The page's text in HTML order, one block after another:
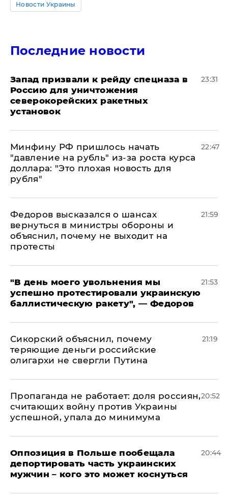
Новости Украины
Последние новости
Запад призвали к рейду спецназа в
Россию для уничтожения
северокорейских ракетных
установок
23:31
Минфину РФ пришлось начать
"давление на рубль" из-за роста курса
доллара: "Это плохая новость для
рубля"
22:47
Федоров высказался о шансах
вернуться в министры обороны и
объяснил, почему не выходит на
протесты
21:59
​"В день моего увольнения мы
успешно протестировали украинскую
баллистическую ракету", — Федоров
21:53
Сикорский объяснил, почему
теряющие деньги российские
олигархи не свергли Путина
21:19
​Пропаганда не работает: доля россиян,
считающих войну против Украины
успешной, упала до минимума
20:52
Оппозиция в Польше пообещала
депортировать часть украинских
мужчин – кого это может коснуться
20:44